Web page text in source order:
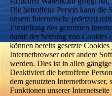
Die betroffene Person kann die
unsere Internetseite jederzeit
Einstellung des genutzten
damit der Setzung von Cookies
können bereits gesetzte
Internetbrowser oder andere
werden. Dies ist in allen
Deaktiviert die betroffene
dem genutzten Internetbrowser,
Funktionen unserer